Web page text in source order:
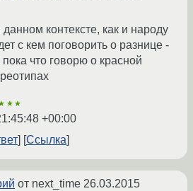
контексте, как и народу
с кем поговорить о разнице -
что говорю о красной
+00:00
Ссылка
от next_time 26.03.2015